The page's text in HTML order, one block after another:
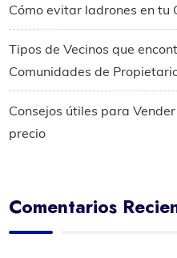
Cómo evitar ladrones en tu
Tipos de Vecinos que
Comunidades de
Consejos útiles para
precio
Comentarios